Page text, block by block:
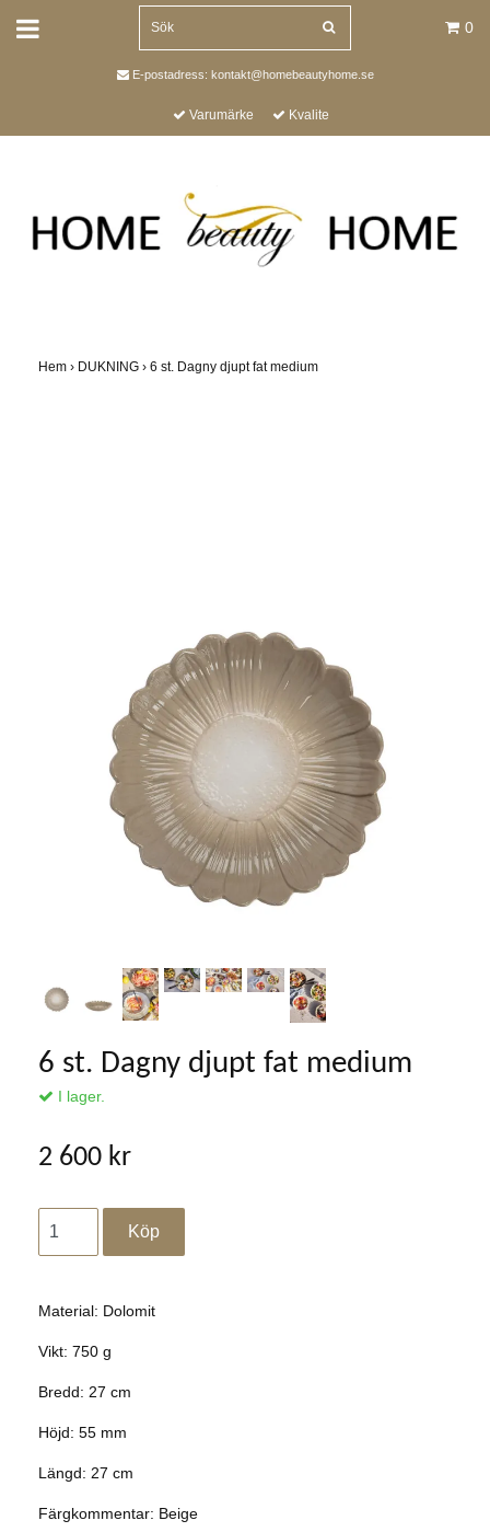
0
E-postadress: kontakt@homebeautyhome.se
Varumärke Kvalite
Hem › DUKNING › 6 st. Dagny djupt fat medium
6 st. Dagny djupt fat medium
I lager.
2 600 kr
Material: Dolomit
Vikt: 750 g
Bredd: 27 cm
Höjd: 55 mm
Längd: 27 cm
Färgkommentar: Beige